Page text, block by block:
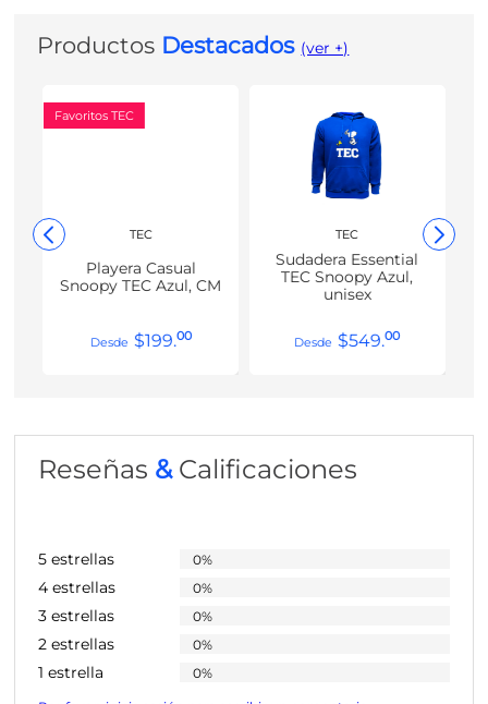
Productos Destacados (ver +)
Favoritos TEC
TEC
Playera Casual
Snoopy TEC Azul, CM
$199.00
TEC
Sudadera Essential
TEC Snoopy Azul,
unisex
$549.00
Reseñas &Calificaciones
5 estrellas 0%
4 estrellas 0%
3 estrellas 0%
2 estrellas 0%
1 estrella 0%